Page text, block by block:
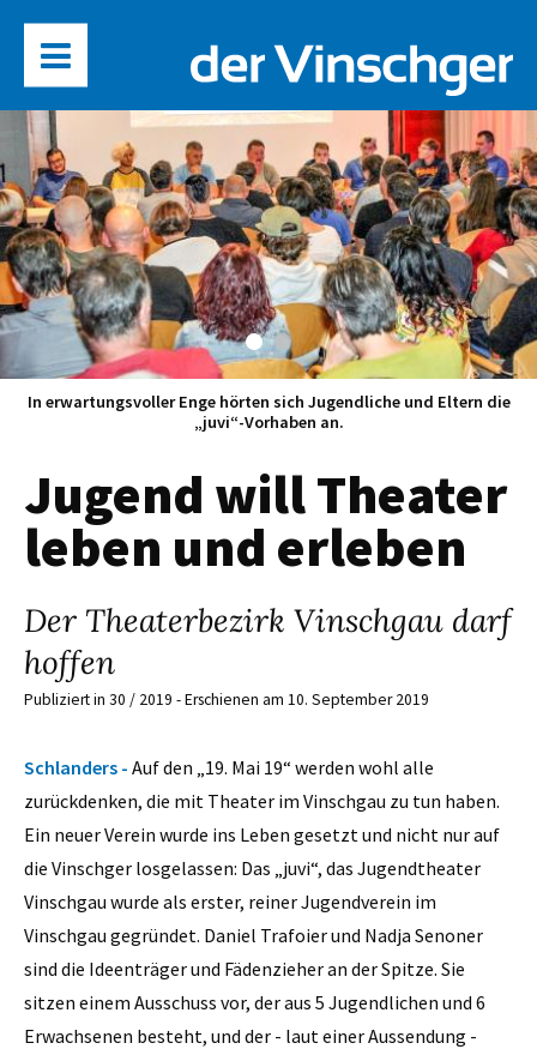
In erwartungsvoller Enge hörten sich Jugendliche und Eltern die
„juvi“-Vorhaben an.
Jugend will Theater
leben und erleben
Der Theaterbezirk Vinschgau darf
hoffen
Publiziert in 30 / 2019 - Erschienen am 10. September 2019
Schlanders - Auf den „19. Mai 19“ werden wohl alle
zurückdenken, die mit Theater im Vinschgau zu tun haben.
Ein neuer Verein wurde ins Leben gesetzt und nicht nur auf
die Vinschger losgelassen: Das „juvi“, das Jugendtheater
Vinschgau wurde als erster, reiner Jugendverein im
Vinschgau gegründet. Daniel Trafoier und Nadja Senoner
sind die Ideenträger und Fädenzieher an der Spitze. Sie
sitzen einem Ausschuss vor, der aus 5 Jugendlichen und 6
Erwachsenen besteht, und der - laut einer Aussendung -